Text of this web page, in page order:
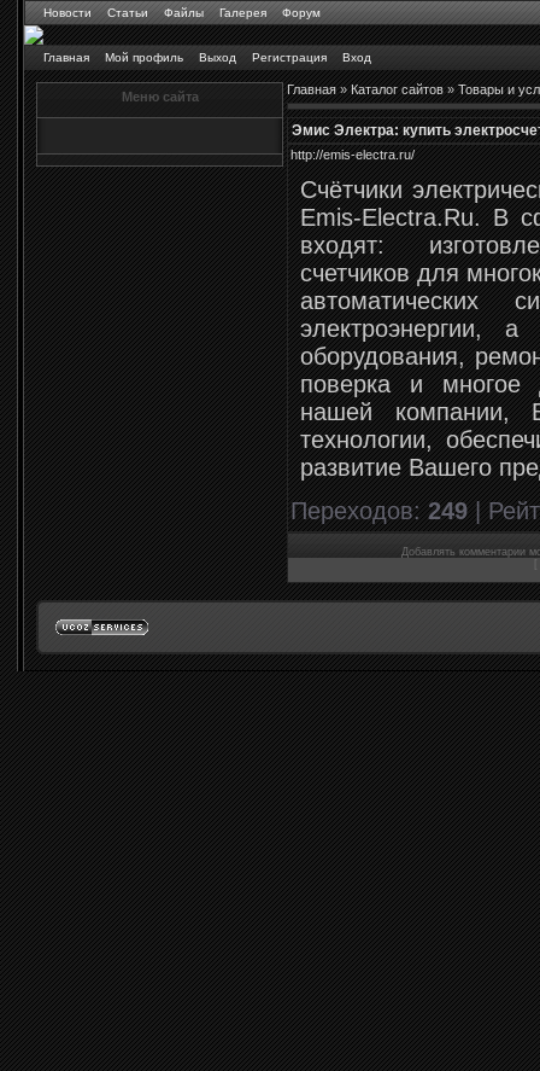
Новости Статьи Файлы Галерея Форум
Главная Мой профиль Выход Регистрация Вход
Меню сайта Главная»Каталог сайтов»Товары и
Эмис Электра: купить
http://emis-electra.ru/
Счётчики
Emis-Electra.Ru. В
входят:
счетчиков для
автоматических
электроэнергии,
оборудования,
поверка и многое
нашей компании,
технологии,
развитие Вашего
Переходов:249|
Добавлять комментарии